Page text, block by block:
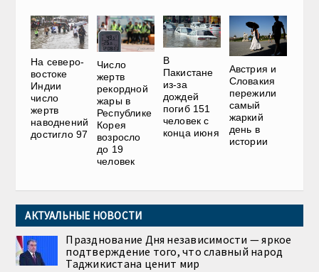
На северо-
востоке
Индии
число
жертв
наводнений
достигло 97
Число
жертв
рекордной
жары в
Республике
Корея
возросло
до 19
человек
В
Пакистане
из-за
дождей
погиб 151
человек с
конца июня
Австрия и
Словакия
пережили
самый
жаркий
день в
истории
АКТУАЛЬНЫЕ НОВОСТИ
Празднование Дня независимости — яркое
подтверждение того, что славный народ
Таджикистана ценит мир